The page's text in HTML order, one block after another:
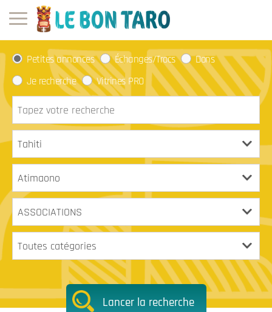
Petites annonces Échanges/Trocs
Dons
Je recherche
Vitrines PRO
Lancer la recherche